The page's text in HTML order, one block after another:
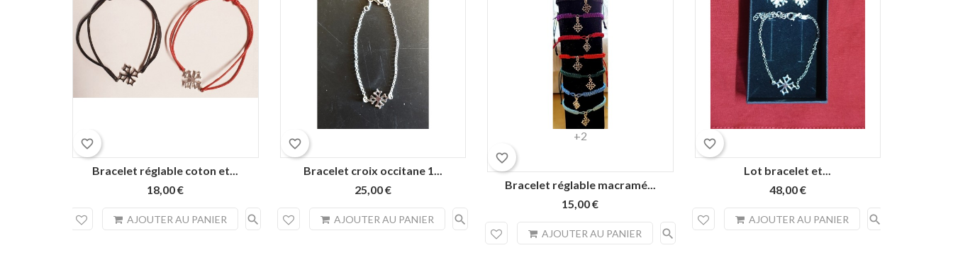
favorite_border
Bracelet réglable coton et...
18,00 €
AJOUTER AU PANIER search
favorite_border
Bracelet croix occitane 1...
25,00 €
AJOUTER AU PANIER search
Rouge
Noir
Bleu
Vert
violet
+2
favorite_border
Bracelet réglable macramé...
15,00 €
AJOUTER AU PANIER search
favorite_border
Lot bracelet et...
48,00 €
AJOUTER AU PANIER search